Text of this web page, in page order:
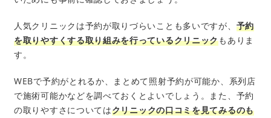
人気クリニックは予約が取りづらいことも多いですが、 予約
を取りやすくする取り組みを行っているクリニックもありま
す。
WEBで予約がとれるか、まとめて照射予約が可能か、系列店
で施術可能かなどを調べておくとよいでしょう。また、予約
の取りやすさについてはクリニックの口コミを見てみるのも